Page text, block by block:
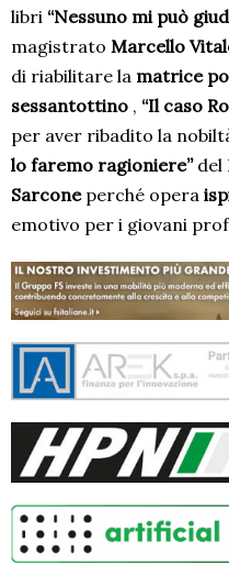
libri “Nessuno mi può
magistrato Marcello
di riabilitare la matrice
sessantottino , “Il caso
per aver ribadito la
lo faremo ragioniere”del
Sarcone perché opera
emotivo per i giovani